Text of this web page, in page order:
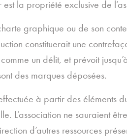
la propriété exclusive de
graphique ou de son
constituerait une
un délit, et prévoit
des marques déposées.
à partir des éléments
ne sauraient
d’autres ressources